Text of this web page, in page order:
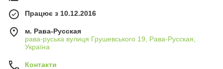
Працює з 10.12.2016
м. Рава-Русская
рава-руська вулиця Грушевського 19, Рава-Русская,
Україна
Контакти